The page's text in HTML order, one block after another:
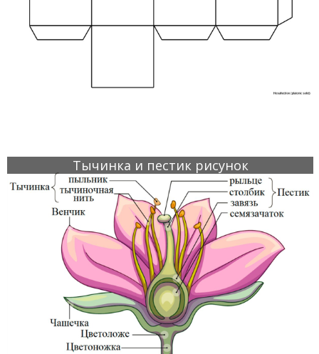
Тычинка и пестик рисунок